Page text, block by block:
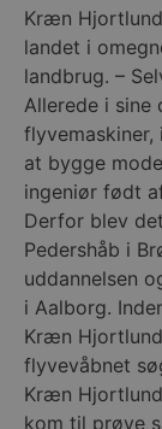
Kræn
landet i
landbrug. –
Allerede i sine
at bygge
ingeniør født
Derfor blev
Pedershåb i
uddannelsen
i Aalborg.
Kræn
flyvevåbnet
Kræn
kom til prøve